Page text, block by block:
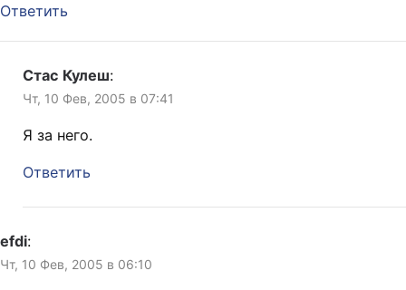
Ответить
Стас Кулеш:
Чт, 10 Фев, 2005 в 07:41
Я за него.
Ответить
efdi:
Чт, 10 Фев, 2005 в 06:10